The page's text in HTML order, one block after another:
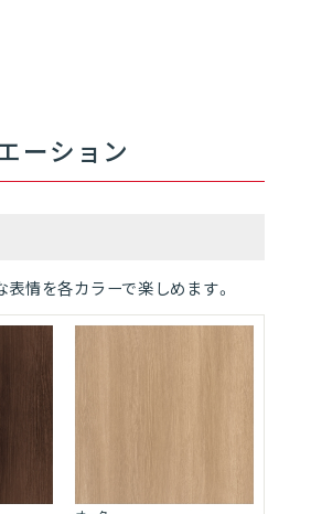
とは
ーション
情を各カラーで楽しめます。